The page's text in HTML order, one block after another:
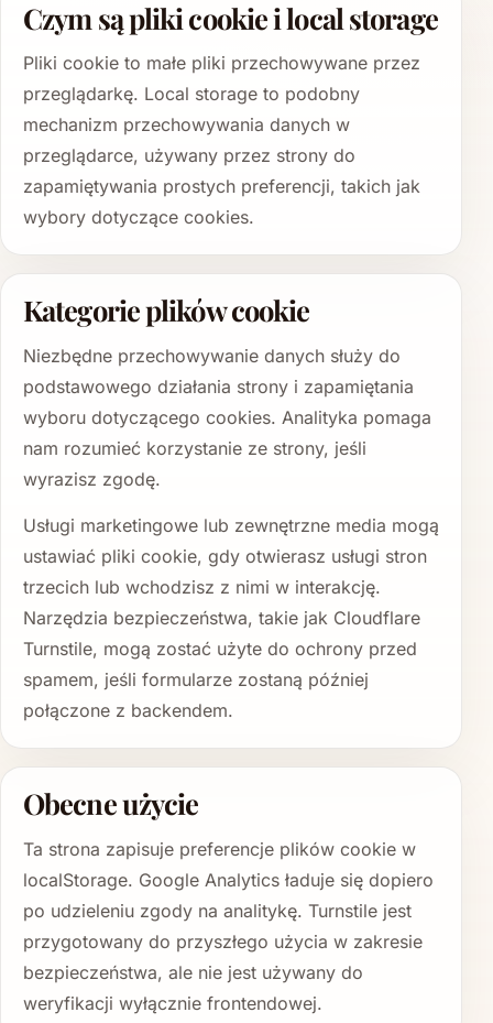
Czym są pliki cookie i local storage
Pliki cookie to małe pliki przechowywane przez
przeglądarkę. Local storage to podobny
mechanizm przechowywania danych w
przeglądarce, używany przez strony do
zapamiętywania prostych preferencji, takich jak
wybory dotyczące cookies.
Kategorie plików cookie
Niezbędne przechowywanie danych służy do
podstawowego działania strony i zapamiętania
wyboru dotyczącego cookies. Analityka pomaga
nam rozumieć korzystanie ze strony, jeśli
wyrazisz zgodę.
Usługi marketingowe lub zewnętrzne media mogą
ustawiać pliki cookie, gdy otwierasz usługi stron
trzecich lub wchodzisz z nimi w interakcję.
Narzędzia bezpieczeństwa, takie jak Cloudflare
Turnstile, mogą zostać użyte do ochrony przed
spamem, jeśli formularze zostaną później
połączone z backendem.
Obecne użycie
Ta strona zapisuje preferencje plików cookie w
localStorage. Google Analytics ładuje się dopiero
po udzieleniu zgody na analitykę. Turnstile jest
przygotowany do przyszłego użycia w zakresie
bezpieczeństwa, ale nie jest używany do
weryfikacji wyłącznie frontendowej.